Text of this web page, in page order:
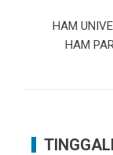
HAM
HAM